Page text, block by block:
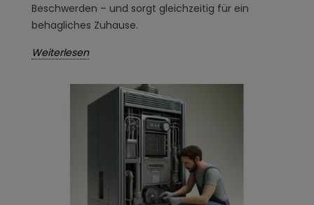
Beschwerden – und sorgt gleichzeitig für ein
behagliches Zuhause.
Weiterlesen